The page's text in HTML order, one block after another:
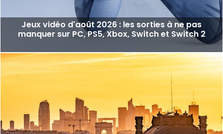
Jeux vidéo d'août 2026 : les sorties à ne pas
manquer sur PC, PS5, Xbox, Switch et Switch 2